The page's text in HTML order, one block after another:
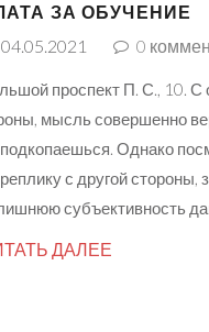
ЗА ОБУЧЕНИЕ
04.05.2021
0
проспект П. С., 10. С
мысль совершенно
Однако
с другой стороны,
субъективность
ДАЛЕЕ